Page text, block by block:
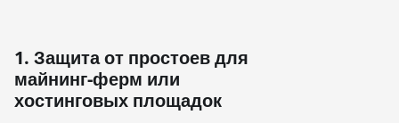
1. Защита от простоев для
майнинг-ферм или
хостинговых площадок